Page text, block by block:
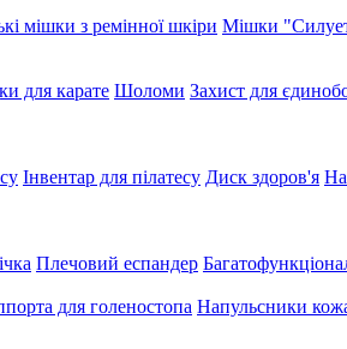
мішки з ремінної шкіри Мішки
для карате Шоломи Захист для
Інвентар для пілатесу Диск здоров'я
Плечовий еспандер
для голеностопа Напульсники